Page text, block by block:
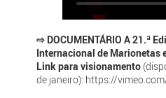
⇨ DOCUMENTÁRIO A 21.ª
Internacional de Marionetas
Link para visionamento
de janeiro): https://